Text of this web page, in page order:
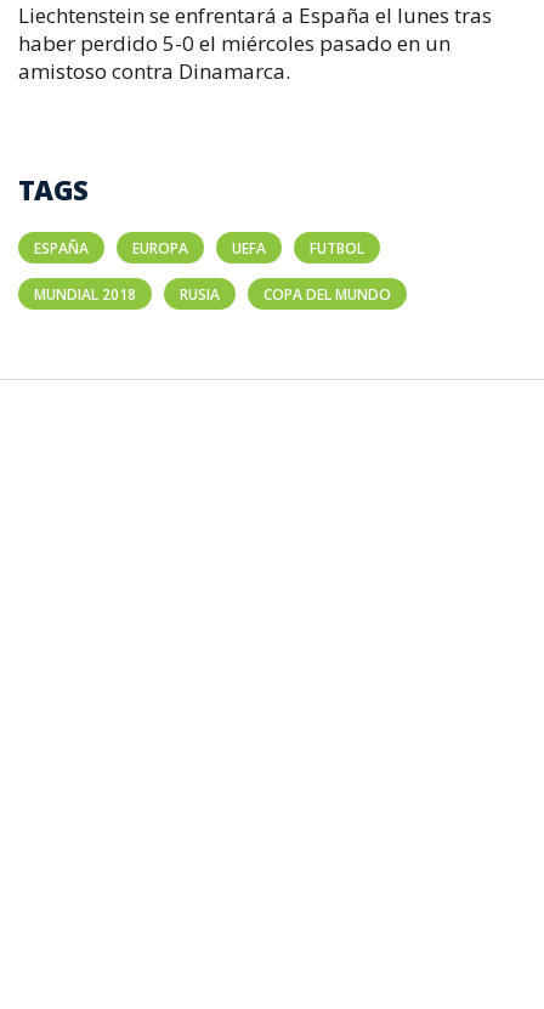
Liechtenstein se enfrentará a España el lunes tras
haber perdido 5-0 el miércoles pasado en un
amistoso contra Dinamarca.
TAGS
ESPAÑA EUROPA UEFA FUTBOL
MUNDIAL 2018 RUSIA COPA DEL MUNDO